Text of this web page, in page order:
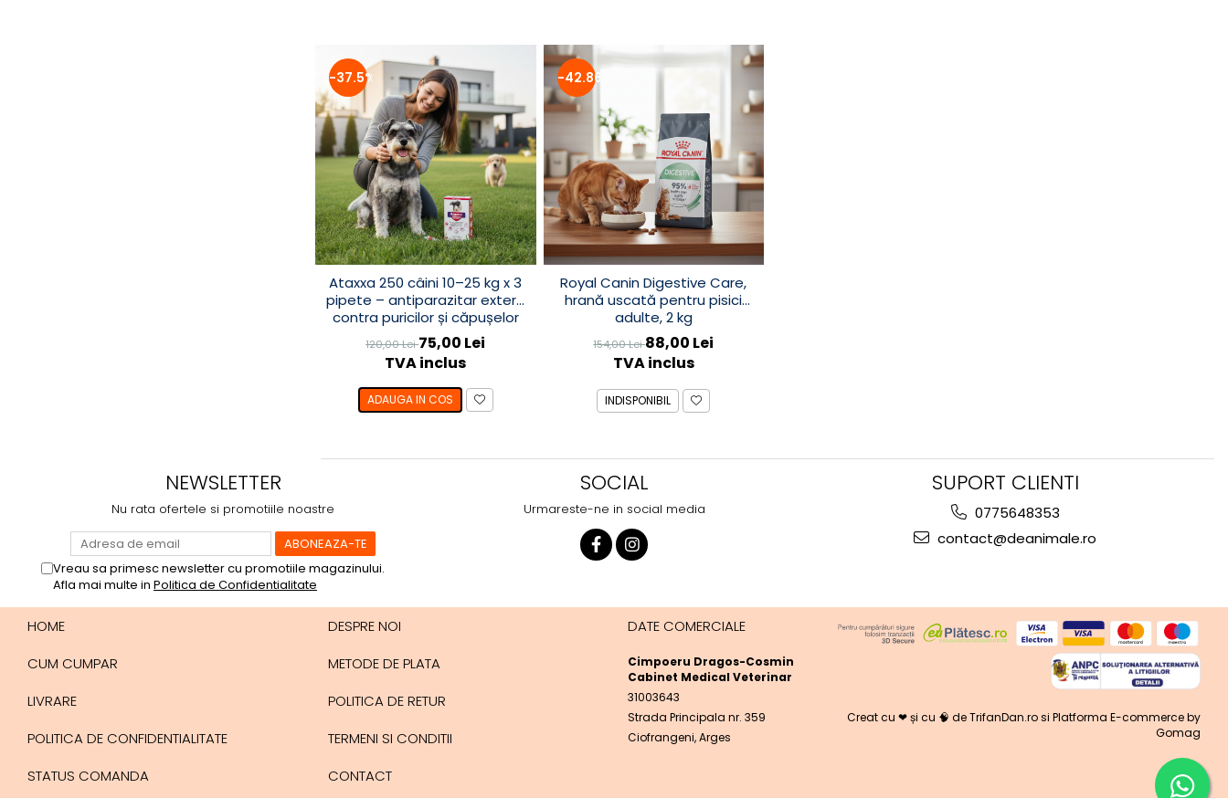
-37.5%
Ataxxa 250 câini 10–25 kg x 3
pipete – antiparazitar extern
contra puricilor și căpușelor
120,00 Lei75,00 Lei
TVA inclus
ADAUGA IN COS
-42.86%
Royal Canin Digestive Care,
hrană uscată pentru pisici
adulte, 2 kg
154,00 Lei88,00 Lei
TVA inclus
INDISPONIBIL
NEWSLETTER
Nu rata ofertele si promotiile noastre
Vreau sa primesc newsletter cu promotiile magazinului.
Afla mai multe in Politica de Confidentialitate
SOCIAL
Urmareste-ne in social media
SUPORT CLIENTI
0775648353
contact@deanimale.ro
HOME
CUM CUMPAR
LIVRARE
POLITICA DE CONFIDENTIALITATE
STATUS COMANDA
DESPRE NOI
METODE DE PLATA
POLITICA DE RETUR
TERMENI SI CONDITII
CONTACT
DATE COMERCIALE
Cimpoeru Dragos-Cosmin
Cabinet Medical Veterinar
31003643
Strada Principala nr. 359
Ciofrangeni, Arges
Creat cu ❤ și cu 🧠 de TrifanDan.rosi Platforma E-commerce by
Gomag